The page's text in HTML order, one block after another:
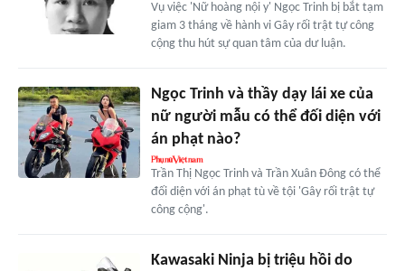
Vụ việc 'Nữ hoàng nội y' Ngọc Trinh bị bắt tạm
giam 3 tháng về hành vi Gây rối trật tự công
cộng thu hút sự quan tâm của dư luận.
Ngọc Trinh và thầy dạy lái xe của
nữ người mẫu có thể đối diện với
án phạt nào?
Trần Thị Ngọc Trinh và Trần Xuân Đông có thể
đối diện với án phạt tù về tội 'Gây rối trật tự
công cộng'.
Kawasaki Ninja bị triệu hồi do